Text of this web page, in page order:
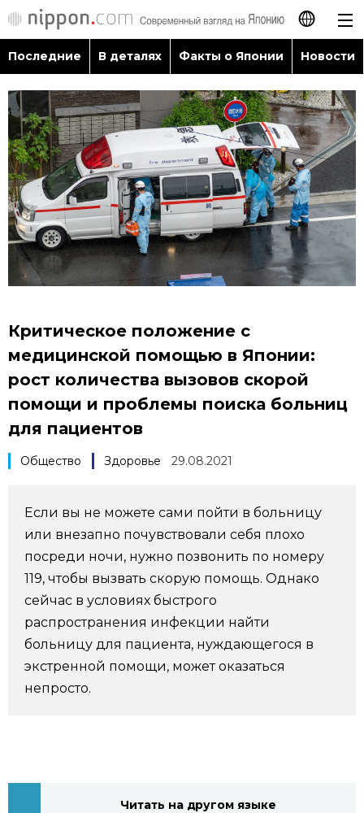
日本語
English
简体字
繁體字
Français
Español
Последние
В деталях
Факты о Японии
Путеводитель по Японии
Фото/Видео
Разделы
Политика
Экономика
Общество
Японский калейдоскоп
Семья
Еда и напитки
Последние В деталях Факты о Японии Новости
Критическое положение с
медицинской помощью в Японии:
рост количества вызовов скорой
помощи и проблемы поиска больниц
для пациентов
Общество Здоровье 29.08.2021
Если вы не можете сами пойти в больницу
или внезапно почувствовали себя плохо
посреди ночи, нужно позвонить по номеру
119, чтобы вызвать скорую помощь. Однако
сейчас в условиях быстрого
распространения инфекции найти
больницу для пациента, нуждающегося в
экстренной помощи, может оказаться
непросто.
Читать на другом языке